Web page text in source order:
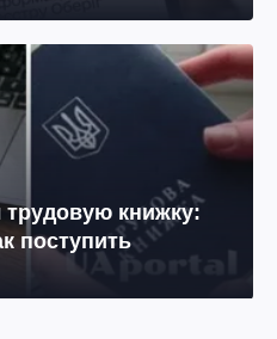
книжку:
поступить